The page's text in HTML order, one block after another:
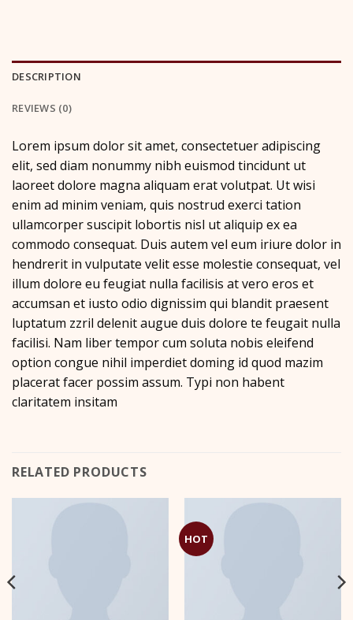
DESCRIPTION
REVIEWS (0)
Lorem ipsum dolor sit amet, consectetuer adipiscing
elit, sed diam nonummy nibh euismod tincidunt ut
laoreet dolore magna aliquam erat volutpat. Ut wisi
enim ad minim veniam, quis nostrud exerci tation
ullamcorper suscipit lobortis nisl ut aliquip ex ea
commodo consequat. Duis autem vel eum iriure dolor in
hendrerit in vulputate velit esse molestie consequat, vel
illum dolore eu feugiat nulla facilisis at vero eros et
accumsan et iusto odio dignissim qui blandit praesent
luptatum zzril delenit augue duis dolore te feugait nulla
facilisi. Nam liber tempor cum soluta nobis eleifend
option congue nihil imperdiet doming id quod mazim
placerat facer possim assum. Typi non habent
claritatem insitam
RELATED PRODUCTS
HOT